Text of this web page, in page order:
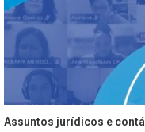
Assuntos jurídicos e